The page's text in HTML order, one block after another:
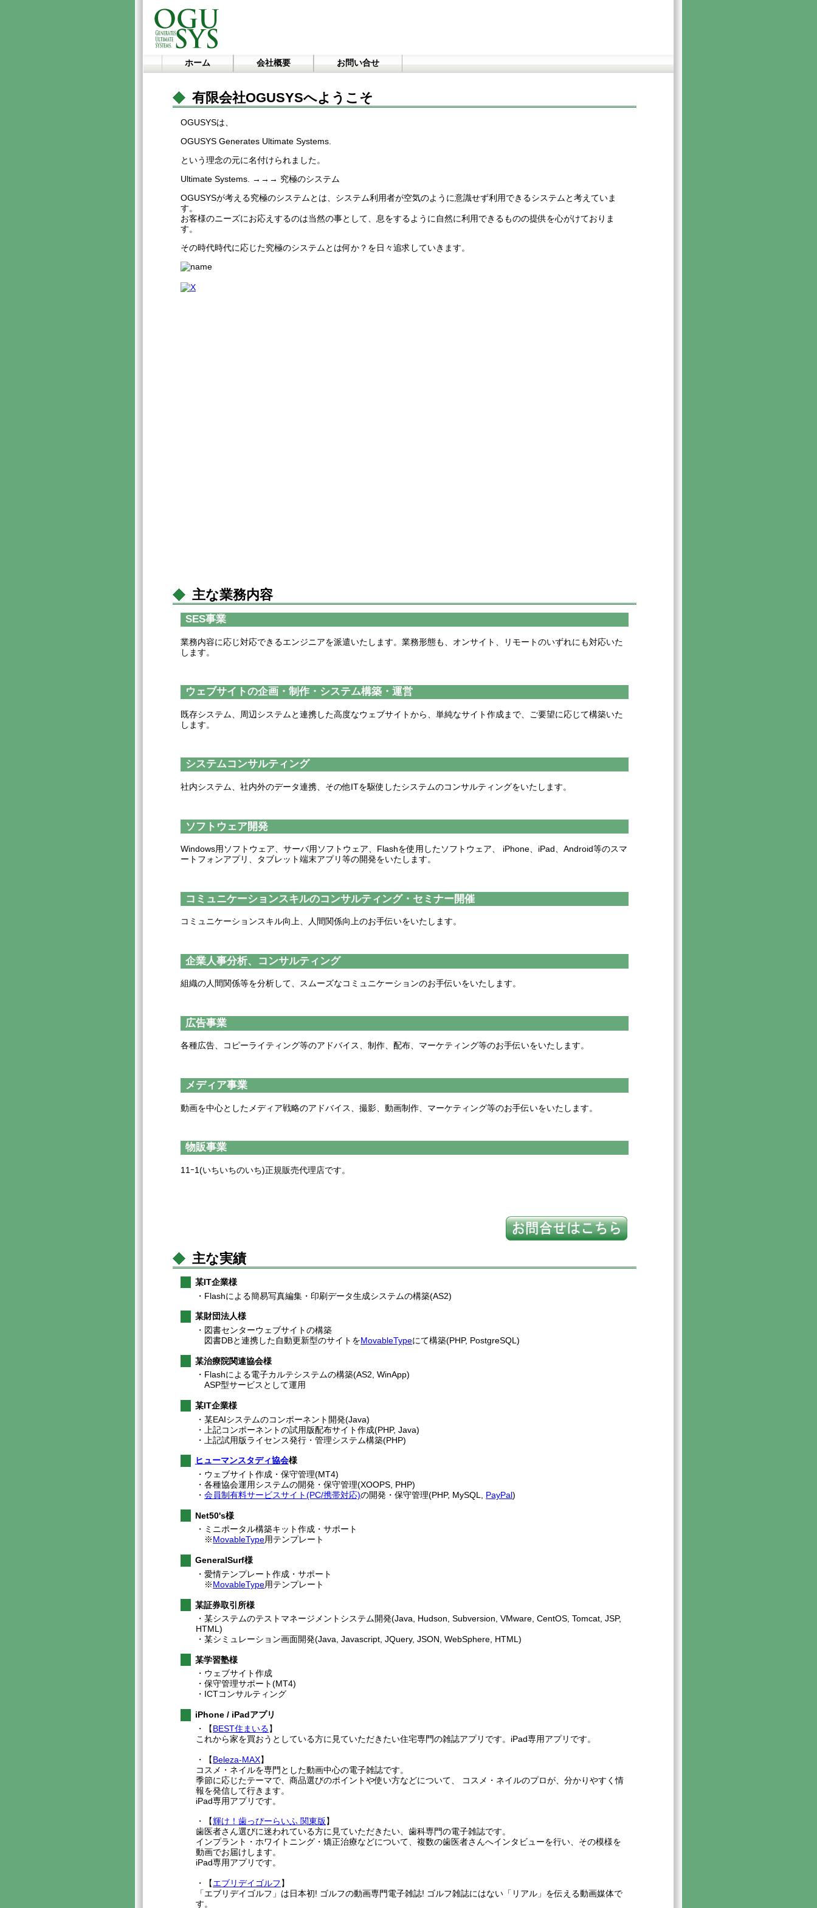
ホーム 会社概要 お問い合せ
有限会社OGUSYSへようこそ
OGUSYSは、
OGUSYS Generates Ultimate Systems.
という理念の元に名付けられました。
Ultimate Systems. →→→ 究極のシステム
OGUSYSが考える究極のシステムとは、システム利用者が空気のように意識せず利用できるシステムと考えていま
す。
お客様のニーズにお応えするのは当然の事として、息をするように自然に利用できるものの提供を心がけておりま
す。
その時代時代に応じた究極のシステムとは何か？を日々追求していきます。
主な業務内容
SES事業
業務内容に応じ対応できるエンジニアを派遣いたします。業務形態も、オンサイト、リモートのいずれにも対応いた
します。
ウェブサイトの企画・制作・システム構築・運営
既存システム、周辺システムと連携した高度なウェブサイトから、単純なサイト作成まで、ご要望に応じて構築いた
します。
システムコンサルティング
社内システム、社内外のデータ連携、その他ITを駆使したシステムのコンサルティングをいたします。
ソフトウェア開発
Windows用ソフトウェア、サーバ用ソフトウェア、Flashを使用したソフトウェア、 iPhone、iPad、Android等のスマ
ートフォンアプリ、タブレット端末アプリ等の開発をいたします。
コミュニケーションスキルのコンサルティング・セミナー開催
コミュニケーションスキル向上、人間関係向上のお手伝いをいたします。
企業人事分析、コンサルティング
組織の人間関係等を分析して、スムーズなコミュニケーションのお手伝いをいたします。
広告事業
各種広告、コピーライティング等のアドバイス、制作、配布、マーケティング等のお手伝いをいたします。
メディア事業
動画を中心としたメディア戦略のアドバイス、撮影、動画制作、マーケティング等のお手伝いをいたします。
物販事業
11ｰ1(いちいちのいち)正規販売代理店です。
主な実績
某IT企業様
・Flashによる簡易写真編集・印刷データ生成システムの構築(AS2)
某財団法人様
・図書センターウェブサイトの構築
図書DBと連携した自動更新型のサイトをMovableTypeにて構築(PHP, PostgreSQL)
某治療院関連協会様
・Flashによる電子カルテシステムの構築(AS2, WinApp)
ASP型サービスとして運用
某IT企業様
・某EAIシステムのコンポーネント開発(Java)
・上記コンポーネントの試用版配布サイト作成(PHP, Java)
・上記試用版ライセンス発行・管理システム構築(PHP)
ヒューマンスタディ協会様
・ウェブサイト作成・保守管理(MT4)
・各種協会運用システムの開発・保守管理(XOOPS, PHP)
・会員制有料サービスサイト(PC/携帯対応)の開発・保守管理(PHP, MySQL, PayPal)
Net50's様
・ミニポータル構築キット作成・サポート
※MovableType用テンプレート
GeneralSurf様
・愛情テンプレート作成・サポート
※MovableType用テンプレート
某証券取引所様
・某システムのテストマネージメントシステム開発(Java, Hudson, Subversion, VMware, CentOS, Tomcat, JSP,
HTML)
・某シミュレーション画面開発(Java, Javascript, JQuery, JSON, WebSphere, HTML)
某学習塾様
・ウェブサイト作成
・保守管理サポート(MT4)
・ICTコンサルティング
iPhone / iPadアプリ
・【BEST住まいる】
これから家を買おうとしている方に見ていただきたい住宅専門の雑誌アプリです。iPad専用アプリです。
・【Beleza-MAX】
コスメ・ネイルを専門とした動画中心の電子雑誌です。
季節に応じたテーマで、商品選びのポイントや使い方などについて、 コスメ・ネイルのプロが、分かりやすく情
報を発信して行きます。
iPad専用アプリです。
・【輝け！歯っぴーらいふ 関東版】
歯医者さん選びに迷われている方に見ていただきたい、歯科専門の電子雑誌です。
インプラント・ホワイトニング・矯正治療などについて、複数の歯医者さんへインタビューを行い、その模様を
動画でお届けします。
iPad専用アプリです。
・【エブリデイゴルフ】
「エブリデイゴルフ」は日本初! ゴルフの動画専門電子雑誌! ゴルフ雑誌にはない「リアル」を伝える動画媒体で
す。